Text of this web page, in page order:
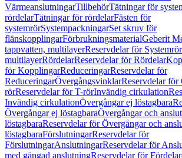
VärmeanslutningarTillbehörTätningar för
rördelarTätningar för rördelarFästen för
systemrörSystempackningarSet skruv för
flänskopplingarFörbrukningsmaterialGeberit
tappvatten, multilayerReservdelar för
multilayerRördelarReservdelar för Rördelar
för KopplingarReduceringarReservdelar för
ReduceringarÖvergångsvinklarReservdelar
rörReservdelar för T-rörInvändig cirkulation
Invändig cirkulationÖvergångar ej löstagbara
Övergångar ej löstagbaraÖvergångar och
löstagbaraReservdelar för Övergångar och
löstagbaraFörslutningarReservdelar för
FörslutningarAnslutningarReservdelar för
med gängad anslutningReservdelar för